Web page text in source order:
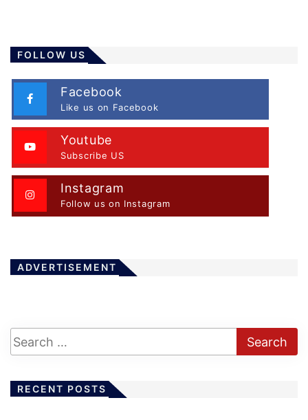
FOLLOW US
Facebook
Like us on Facebook
Youtube
Subscribe US
Instagram
Follow us on Instagram
ADVERTISEMENT
RECENT POSTS